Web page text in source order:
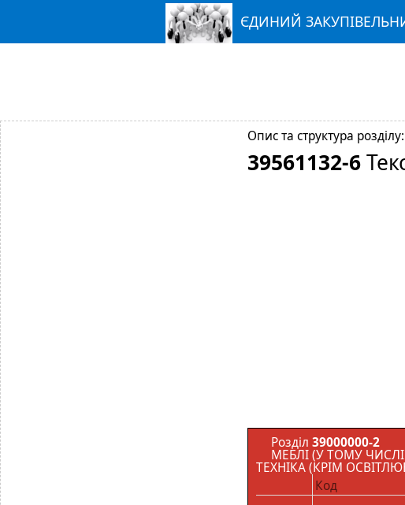
ЄДИНИЙ
Опис та структура розділу:
39561132-6
Розділ39000000-2
МЕБЛІ (У ТОМУ
ТЕХНІКА (КРІМ
Код